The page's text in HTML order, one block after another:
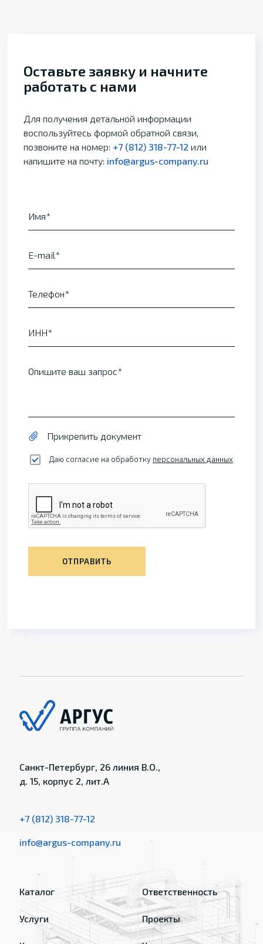
Оставьте заявку и начните
работать с нами
Для получения детальной информации
воспользуйтесь формой обратной связи,
позвоните на номер: +7 (812) 318-77-12 или
напишите на почту: info@argus-company.ru
Имя
E-mail
Телефон
ИНН
Опишите ваш запрос
Прикрепить документ
Даю согласие на обработку персональных данных
ОТПРАВИТЬ
Санкт-Петербург, 26 линия В.О.,
д. 15, корпус 2, лит.А
+7 (812) 318-77-12
info@argus-company.ru
Каталог
Услуги
Ответственность
Проекты